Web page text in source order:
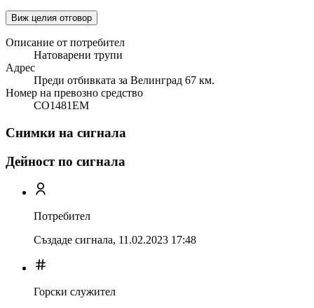
Виж целия отговор
Описание от потребител
Натоварени трупи
Адрес
Преди отбивката за Велинград 67 км.
Номер на превозно средство
СО1481ЕМ
Снимки на сигнала
Дейност по сигнала
Потребител
Създаде сигнала, 11.02.2023 17:48
Горски служител